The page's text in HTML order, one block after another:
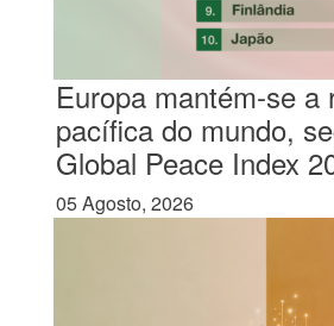
Europa mantém-se a
pacífica do mundo,
Global Peace Index
05 Agosto, 2026